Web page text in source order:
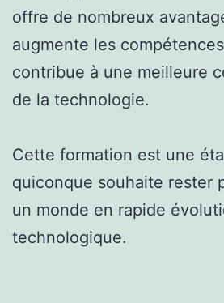
offre de nombreux
augmente les
contribue à une meilleure
de la technologie.
Cette formation est une
quiconque souhaite rester
un monde en rapide
technologique.